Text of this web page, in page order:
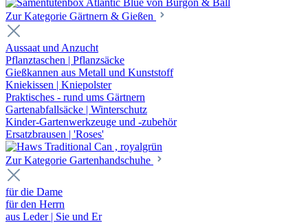
Zur Kategorie Gärtnern & Gießen
Aussaat und Anzucht
Pflanztaschen | Pflanzsäcke
Gießkannen aus Metall und Kunststoff
Kniekissen | Kniepolster
Praktisches - rund ums Gärtnern
Gartenabfallsäcke | Winterschutz
Kinder-Gartenwerkzeuge und -zubehör
Ersatzbrausen | 'Roses'
Zur Kategorie Gartenhandschuhe
für die Dame
für den Herrn
aus Leder | Sie und Er